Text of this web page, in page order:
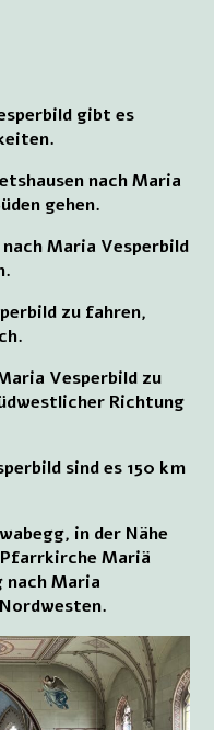
gibt es
nach Maria
gehen.
Maria Vesperbild
zu fahren,
Vesperbild zu
Richtung
sind es 150 km
in der Nähe
Mariä
Maria